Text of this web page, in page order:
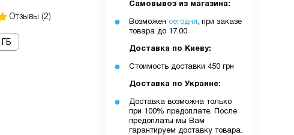
Отзывы (2)
ГБ
Самовывоз из магазина:
Возможен сегодня, при заказе
товара до 17.00
Доставка по Киеву:
Стоимость доставки 450 грн
Доставка по Украине:
Доставка возможна только
при 100% предоплате. После
предоплаты мы Вам
гарантируем доставку товара.